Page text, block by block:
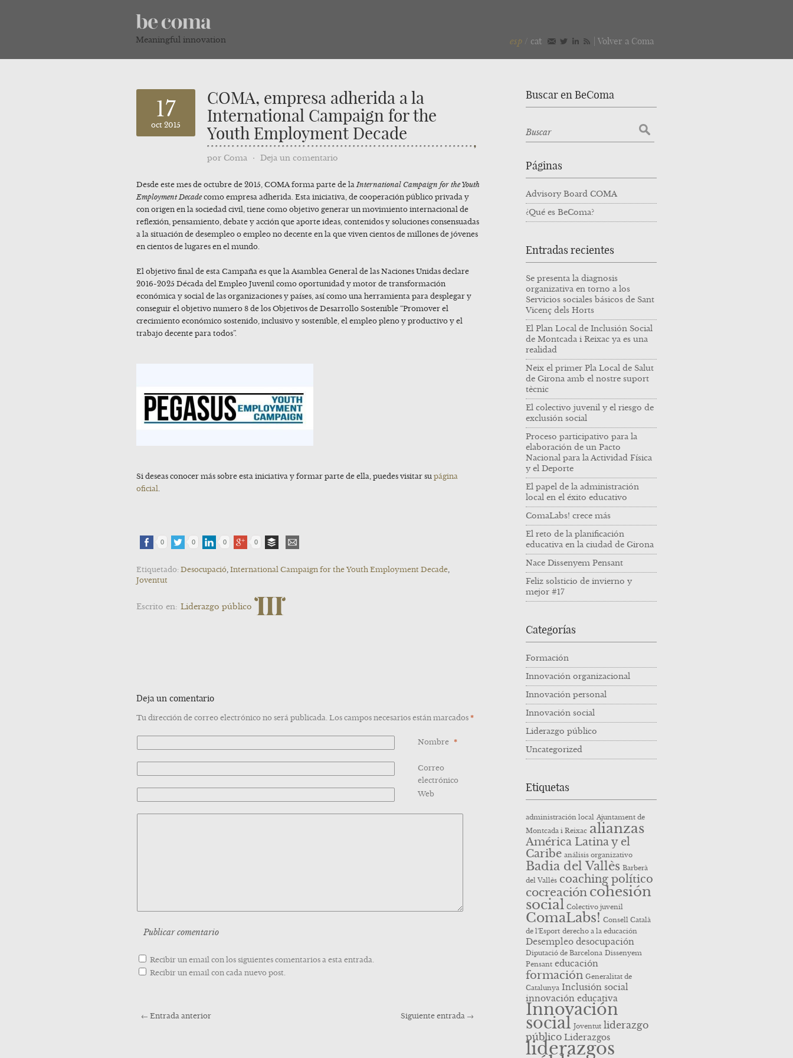
Meaningful innovation esp/ cat Volver a Coma
17
oct 2015
COMA, empresa adherida a la
International Campaign for the
Youth Employment Decade
por Coma ⋅ Deja un comentario
Desde este mes de octubre de 2015, COMA forma parte de laInternational Campaign for the Youth
Employment Decadecomo empresa adherida. Esta iniciativa, de cooperación público privada y
con origen en la sociedad civil, tiene como objetivo generar un movimiento internacional de
reflexión, pensamiento, debate y acción que aporte ideas, contenidos y soluciones consensuadas
a la situación de desempleo o empleo no decente en la que viven cientos de millones de jóvenes
en cientos de lugares en el mundo.
El objetivo final de esta Campaña es que la Asamblea General de las Naciones Unidas declare
2016-2025 Década del Empleo Juvenil como oportunidad y motor de transformación
económica y social de las organizaciones y países, así como una herramienta para desplegar y
conseguir el objetivo numero 8 de los Objetivos de Desarrollo Sostenible “Promover el
crecimiento económico sostenido, inclusivo y sostenible, el empleo pleno y productivo y el
trabajo decente para todos”.
Si deseas conocer más sobre esta iniciativa y formar parte de ella, puedes visitar su página
oficial.
0 0 0 0
Etiquetado: Desocupació, International Campaign for the Youth Employment Decade,
Joventut
Escrito en: Liderazgo público
Deja un comentario
Tu dirección de correo electrónico no será publicada. Los campos necesarios están marcados *
Nombre *
Correo
electrónico
Web
Recibir un email con los siguientes comentarios a esta entrada.
Recibir un email con cada nuevo post.
← Entrada anterior Siguiente entrada →
Buscar en BeComa
Páginas
Advisory Board COMA
¿Qué es BeComa?
Entradas recientes
Se presenta la diagnosis
organizativa en torno a los
Servicios sociales básicos de Sant
Vicenç dels Horts
El Plan Local de Inclusión Social
de Montcada i Reixac ya es una
realidad
Neix el primer Pla Local de Salut
de Girona amb el nostre suport
tècnic
El colectivo juvenil y el riesgo de
exclusión social
Proceso participativo para la
elaboración de un Pacto
Nacional para la Actividad Física
y el Deporte
El papel de la administración
local en el éxito educativo
ComaLabs! crece más
El reto de la planificación
educativa en la ciudad de Girona
Nace Dissenyem Pensant
Feliz solsticio de invierno y
mejor #17
Categorías
Formación
Innovación organizacional
Innovación personal
Innovación social
Liderazgo público
Uncategorized
Etiquetas
administración local Ajuntament de
Montcada i Reixac alianzas
América Latina y el
Caribe análisis organizativo
Badia del Vallès Barberà
del Vallès coaching político
cocreación cohesión
social Colectivo juvenil
ComaLabs! Consell Català
de l'Esport derecho a la educación
Desempleo desocupación
Diputació de Barcelona Dissenyem
Pensant educación
formación Generalitat de
Catalunya Inclusión social
innovación educativa
Innovación
social Joventut liderazgo
público Liderazgos
liderazgos